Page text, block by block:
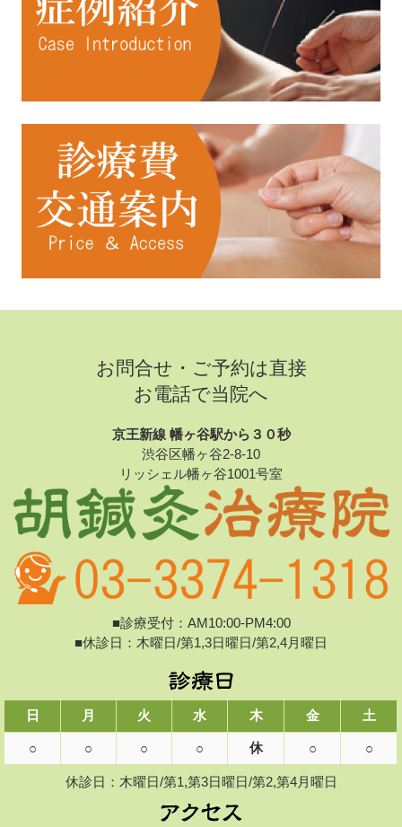
お問合せ・ご予約は直接
お電話で当院へ
京王新線 幡ヶ谷駅から３０秒
渋谷区幡ヶ谷2-8-10
リッシェル幡ヶ谷1001号室
■診療受付：AM10:00-PM4:00
■休診日：木曜日/第1,3日曜日/第2,4月曜日
日 月 火 水 木 金 土
○ ○ ○ ○ 休 ○ ○
休診日：木曜日/第1,第3日曜日/第2,第4月曜日